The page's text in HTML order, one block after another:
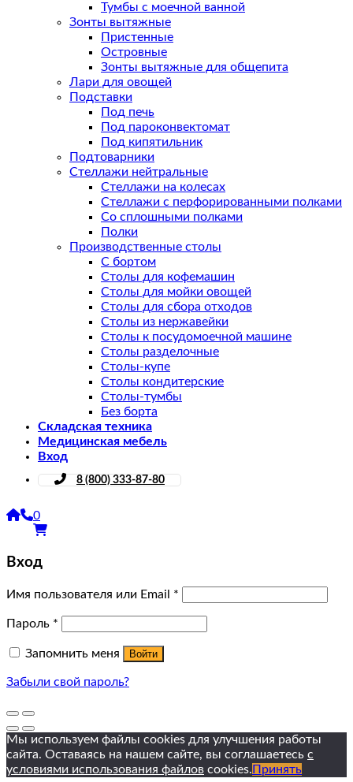
Тумбы с моечной ванной
Зонты вытяжные
Пристенные
Островные
Зонты вытяжные для общепита
Лари для овощей
Подставки
Под печь
Под пароконвектомат
Под кипятильник
Подтоварники
Стеллажи нейтральные
Стеллажи на колесах
Стеллажи с перфорированными полками
Со сплошными полками
Полки
Производственные столы
С бортом
Столы для кофемашин
Столы для мойки овощей
Столы для сбора отходов
Столы из нержавейки
Столы к посудомоечной машине
Столы разделочные
Столы-купе
Столы кондитерские
Столы-тумбы
Без борта
Складская техника
Медицинская мебель
Вход
8 (800) 333-87-80
0
Вход
Имя пользователя или Email *
Пароль *
Запомнить меня Войти
Забыли свой пароль?
Мы используем файлы cookies для улучшения работы
сайта. Оставаясь на нашем сайте, вы соглашаетесь с
условиями использования файлов cookies. Принять